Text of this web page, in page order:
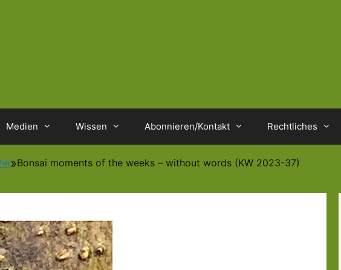
Medien Wissen Abonnieren/Kontakt Rechtliches
Bonsai moments of the weeks – without words (KW 2023-37)